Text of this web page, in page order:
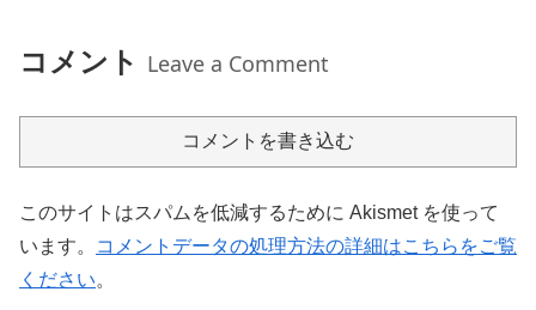
コメント Leave a Comment
コメントを書き込む
このサイトはスパムを低減するために Akismet を使って
います。
コメントデータの処理方法の詳細はこちらをご覧
ください。